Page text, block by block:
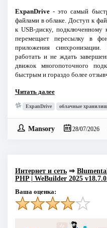
ExpanDrive- это самый
файлами в облаке. Доступ к
к USB-диску,
перемещает пересылку в
приложения
работать и не ждать
движок многопоточного
быстрым и гораздо более
Читать далее
ExpanDrive облачные
Mansory 28/07/2026
Интернет и сеть ⇒
PHP | WeBuilder 2025
Ваша оценка: